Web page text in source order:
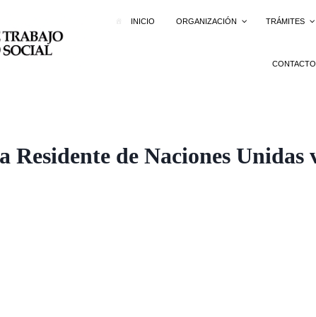
INICIO ORGANIZACIÓN TRÁMITES
CONTACTO
Residente de Naciones Unidas